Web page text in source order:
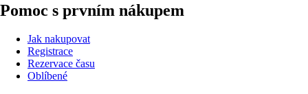
Pomoc s prvním nákupem
Jak nakupovat
Registrace
Rezervace času
Oblíbené